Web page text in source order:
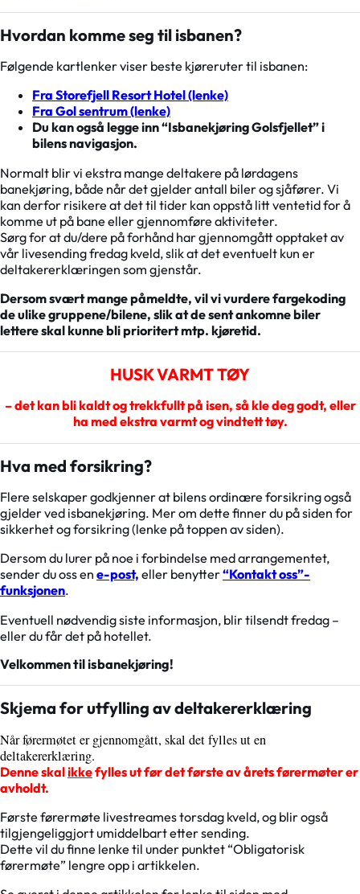
Hvordan komme seg til isbanen?
Følgende kartlenker viser beste kjøreruter til isbanen:
Fra Storefjell Resort Hotel (lenke)
Fra Gol sentrum (lenke)
Du kan også legge inn “Isbanekjøring Golsfjellet” i
bilens navigasjon.
Normalt blir vi ekstra mange deltakere på lørdagens
banekjøring, både når det gjelder antall biler og sjåfører. Vi
kan derfor risikere at det til tider kan oppstå litt ventetid for å
komme ut på bane eller gjennomføre aktiviteter.
Sørg for at du/dere på forhånd har gjennomgått opptaket av
vår livesending fredag kveld, slik at det eventuelt kun er
deltakererklæringen som gjenstår.
Dersom svært mange påmeldte, vil vi vurdere fargekoding
de ulike gruppene/bilene, slik at de sent ankomne biler
lettere skal kunne bli prioritert mtp. kjøretid.
HUSK VARMT TØY
– det kan bli kaldt og trekkfullt på isen, så kle deg godt, eller
ha med ekstra varmt og vindtett tøy.
Hva med forsikring?
Flere selskaper godkjenner at bilens ordinære forsikring også
gjelder ved isbanekjøring. Mer om dette finner du på siden for
sikkerhet og forsikring (lenke på toppen av siden).
Dersom du lurer på noe i forbindelse med arrangementet,
sender du oss en e-post, eller benytter“Kontakt oss”-
funksjonen.
Eventuell nødvendig siste informasjon, blir tilsendt fredag –
eller du får det på hotellet.
Velkommen til isbanekjøring!
Skjema for utfylling av deltakererklæring
Når førermøtet er gjennomgått, skal det fylles ut en
deltakererklæring.
Denne skalikkefylles ut før det første av årets førermøter er
avholdt.
Første førermøte livestreames torsdag kveld, og blir også
tilgjengeliggjort umiddelbart etter sending.
Dette vil du finne lenke til under punktet “Obligatorisk
førermøte” lengre opp i artikkelen.